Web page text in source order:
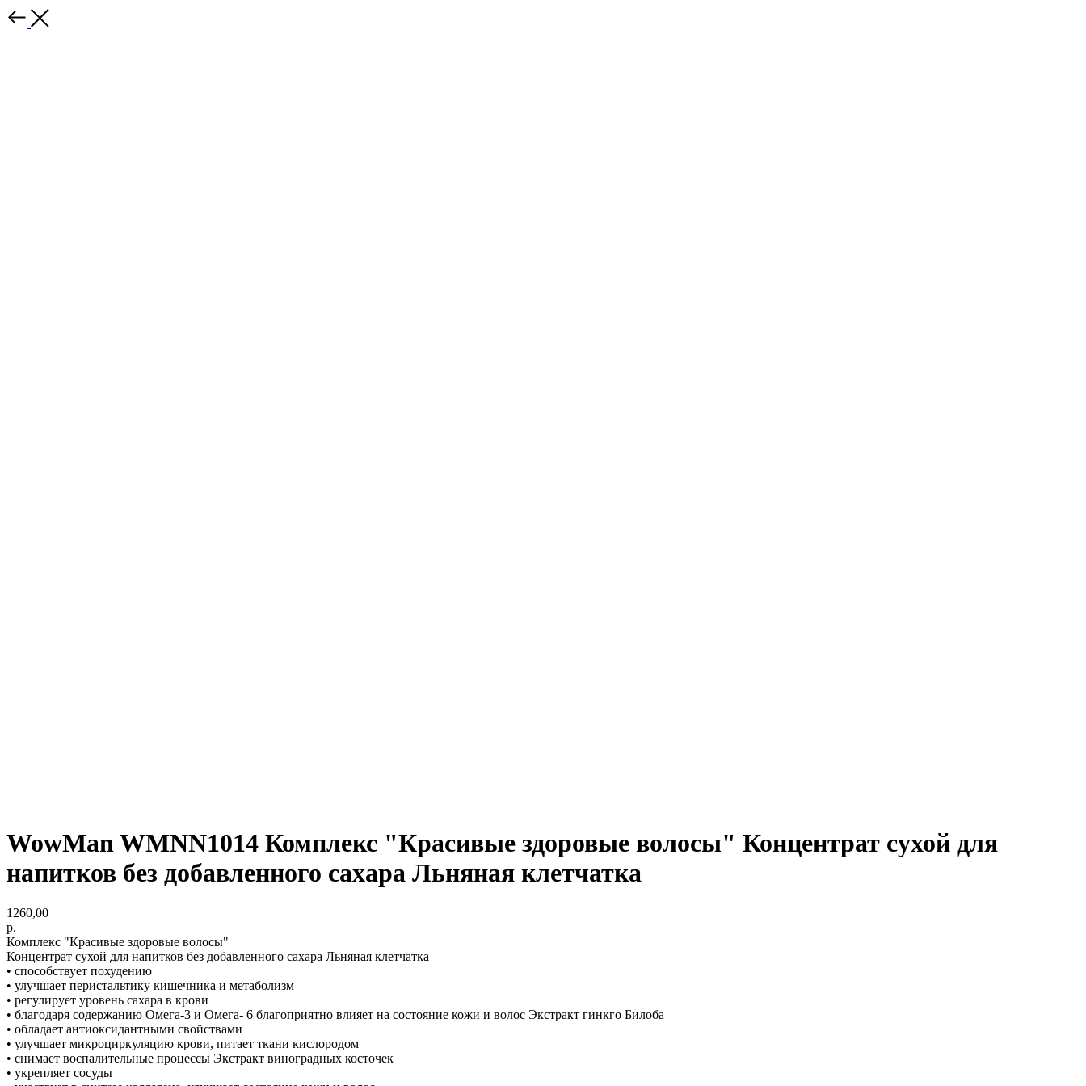
WowMan WMNN1014 Комплекс "Красивые здоровые волосы" Концентрат сухой для
напитков без добавленного сахара Льняная клетчатка
1260,00
р.
Комплекс "Красивые здоровые волосы"
Концентрат сухой для напитков без добавленного сахара Льняная клетчатка
• способствует похудению
• улучшает перистальтику кишечника и метаболизм
• регулирует уровень сахара в крови
• благодаря содержанию Омега-3 и Омега- 6 благоприятно влияет на состояние кожи и волос Экстракт гинкго Билоба
• обладает антиоксидантными свойствами
• улучшает микроциркуляцию крови, питает ткани кислородом
• снимает воспалительные процессы Экстракт виноградных косточек
• укрепляет сосуды